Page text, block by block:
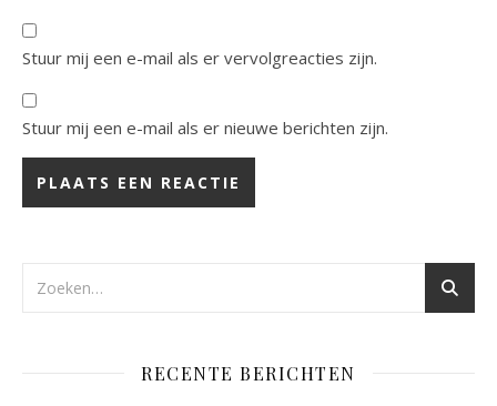
Stuur mij een e-mail als er vervolgreacties zijn.
Stuur mij een e-mail als er nieuwe berichten zijn.
RECENTE BERICHTEN